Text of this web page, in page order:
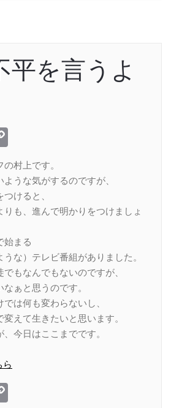
平を言うよ
Link
村上です。
うな気がするのですが、
けると、
りも、進んで明かりをつけましょ
始まる
な）テレビ番組がありました。
もなんでもないのですが、
ぁと思うのです。
は何も変わらないし、
えて生きたいと思います。
今日はここまでです。
ら